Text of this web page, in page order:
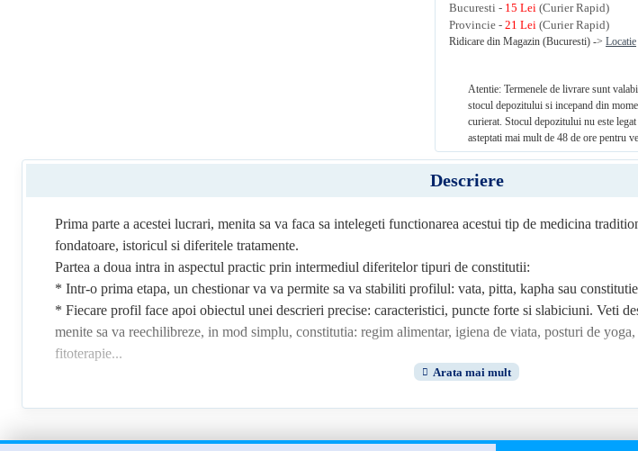
Bucuresti - 15 Lei (Curier Rapid)
Provincie -21 Lei (Curier Rapid)
Ridicare din Magazin (Bucuresti) ->Locatie
Atentie: Termenele de livrare sunt
stocul depozitului si incepand din
curierat. Stocul depozitului nu este
asteptati mai mult de 48 de ore pentru
Descriere
Prima parte a acestei lucrari, menita sa va faca sa intelegeti functionarea acestui tip de medicina
fondatoare, istoricul si diferitele tratamente.
Partea a doua intra in aspectul practic prin intermediul diferitelor tipuri de constitutii:
* Intr-o prima etapa, un chestionar va va permite sa va stabiliti profilul: vata, pitta, kapha sau
* Fiecare profil face apoi obiectul unei descrieri precise: caracteristici, puncte forte si slabiciuni. Veti
menite sa va reechilibreze, in mod simplu, constitutia: regim alimentar, igiena de viata, posturi de
fitoterapie...
Marine Le Gouvello imbina invataturile traditionale cu abordarile moderne. Ea a studiat naturopatia la